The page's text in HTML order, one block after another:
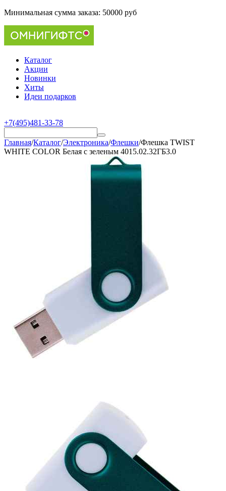
Минимальная сумма заказа: 50000 руб
Каталог
Акции
Новинки
Хиты
Идеи подарков
+7(495)481-33-78
Главная/Каталог/Электроника/Флешки/Флешка TWIST
WHITE COLOR Белая с зеленым 4015.02.32ГБ3.0